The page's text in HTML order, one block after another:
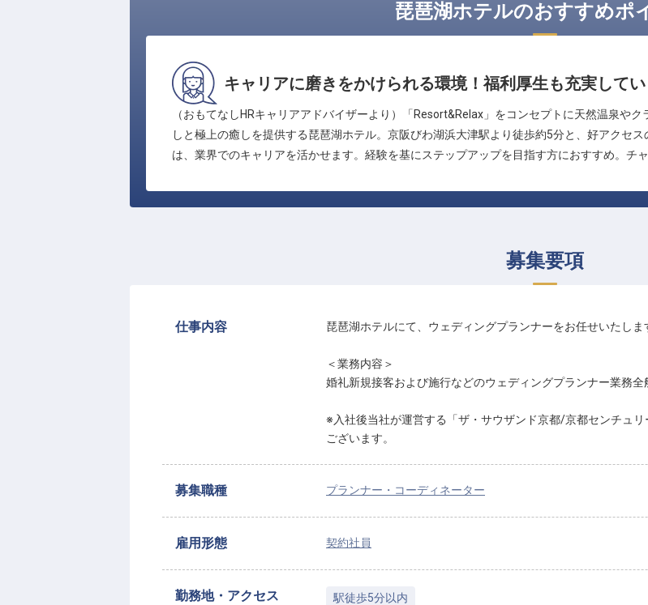
琵琶湖ホテルのおすすめポ
キャリアに磨きをかけられる環境！福利厚生も充実して
（おもてなしHRキャリアアドバイザーより）「Resort&Relax」をコンセプトに天然温泉や
しと極上の癒しを提供する琵琶湖ホテル。京阪びわ湖浜大津駅より徒歩約5分と、好アクセ
は、業界でのキャリアを活かせます。経験を基にステップアップを目指す方におすすめ。チ
募集要項
仕事内容 琵琶湖ホテルにて、ウェディングプランナーをお任せいたしま
＜業務内容＞
婚礼新規接客および施行などのウェディングプランナー業務全
※入社後当社が運営する「ザ・サウザンド京都/京都センチュ
ございます。
募集職種 プランナー・コーディネーター
雇用形態 契約社員
勤務地・アクセス
駅徒歩5分以内